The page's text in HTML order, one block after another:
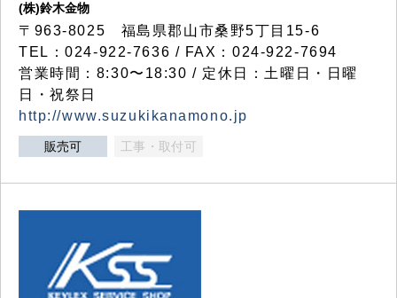
(株)鈴木金物
〒963-8025 福島県郡山市桑野5丁目15-6
TEL：024-922-7636 / FAX：024-922-7694
営業時間：8:30〜18:30 / 定休日：土曜日・日曜
日・祝祭日
http://www.suzukikanamono.jp
販売可 工事・取付可